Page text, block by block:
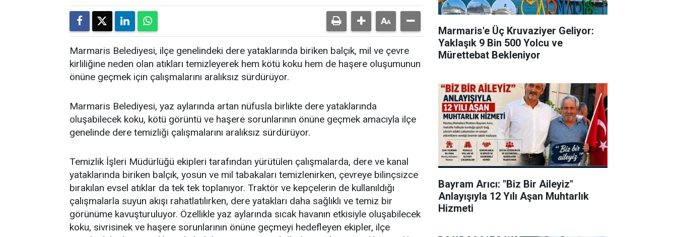
Marmaris Belediyesi, ilçe genelindeki dere yataklarında biriken balçık, mil ve çevre
kirliliğine neden olan atıkları temizleyerek hem kötü koku hem de haşere oluşumunun
önüne geçmek için çalışmalarını aralıksız sürdürüyor.
Marmaris Belediyesi, yaz aylarında artan nüfusla birlikte dere yataklarında
oluşabilecek koku, kötü görüntü ve haşere sorunlarının önüne geçmek amacıyla ilçe
genelinde dere temizliği çalışmalarını aralıksız sürdürüyor.
Temizlik İşleri Müdürlüğü ekipleri tarafından yürütülen çalışmalarda, dere ve kanal
yataklarında biriken balçık, yosun ve mil tabakaları temizlenirken, çevreye bilinçsizce
bırakılan evsel atıklar da tek tek toplanıyor. Traktör ve kepçelerin de kullanıldığı
çalışmalarla suyun akışı rahatlatılırken, dere yatakları daha sağlıklı ve temiz bir
görünüme kavuşturuluyor. Özellikle yaz aylarında sıcak havanın etkisiyle oluşabilecek
koku, sivrisinek ve haşere sorunlarının önüne geçmeyi hedefleyen ekipler, ilçe
Marmaris'e Üç Kruvaziyer Geliyor:
Yaklaşık 9 Bin 500 Yolcu ve
Mürettebat Bekleniyor
Bayram Arıcı: "Biz Bir Aileyiz"
Anlayışıyla 12 Yılı Aşan Muhtarlık
Hizmeti